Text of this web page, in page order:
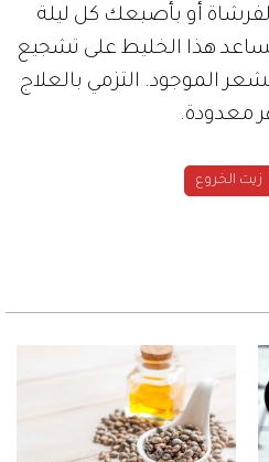
أو بأصبعك كل ليلة
هذا الخليط على تشجيع
الموجود. التزمي بالعلاج
معدودة.
زيت الخروع